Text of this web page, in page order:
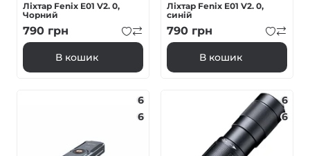
Ліхтар Fenix E01 V2. 0,
Чорний
790 грн
В кошик
Ліхтар Fenix E01 V2. 0,
синій
790 грн
В кошик
6
6
6
6